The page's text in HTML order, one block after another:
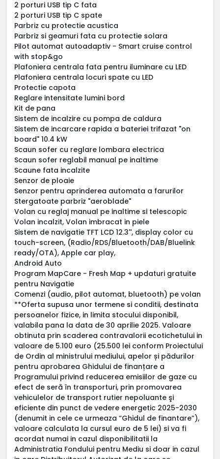
2 porturi USB tip C fata
2 porturi USB tip C spate
Parbriz cu protectie acustica
Parbriz si geamuri fata cu protectie solara
Pilot automat autoadaptiv - Smart cruise control
with stop&go
Plafoniera centrala fata pentru iluminare cu LED
Plafoniera centrala locuri spate cu LED
Protectie capota
Reglare intensitate lumini bord
Kit de pana
Sistem de incalzire cu pompa de caldura
Sistem de incarcare rapida a bateriei trifazat "on
board" 10.4 kW
Scaun sofer cu reglare lombara electrica
Scaun sofer reglabil manual pe inaltime
Scaune fata incalzite
Senzor de ploaie
Senzor pentru aprinderea automata a farurilor
Stergatoate parbriz "aeroblade"
Volan cu reglaj manual pe inaltime si telescopic
Volan incalzit, Volan imbracat in piele
Sistem de navigatie TFT LCD 12.3'', display color cu
touch-screen, (Radio/RDS/Bluetooth/DAB/Bluelink
ready/OTA), Apple car play,
Android Auto
Program MapCare - Fresh Map + updaturi gratuite
pentru Navigatie
Comenzi (audio, pilot automat, bluetooth) pe volan
**Oferta supusa unor termene si conditii, destinata
persoanelor fizice, in limita stocului disponibil,
valabila pana la data de 30 aprilie 2025. Valoare
obtinuta prin scaderea contravalorii ecotichetului in
valoare de 5.100 euro (25.500 lei conform Proiectului
de Ordin al ministrului mediului, apelor și pădurilor
pentru aprobarea Ghidului de finanțare a
Programului privind reducerea emisiilor de gaze cu
efect de seră în transporturi, prin promovarea
vehiculelor de transport rutier nepoluante şi
eficiente din punct de vedere energetic 2025-2030
(denumit in cele ce urmeaza “Ghidul de finantare”),
valoare calculata la cursul euro de 5 lei) si va fi
acordat numai in cazul disponibilitatii la
Administratia Fondului pentru Mediu si doar in cazul